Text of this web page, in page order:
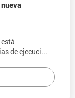
de ejecuci...